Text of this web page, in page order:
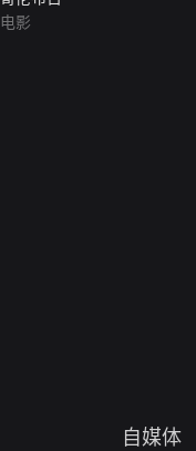
电影
自媒体